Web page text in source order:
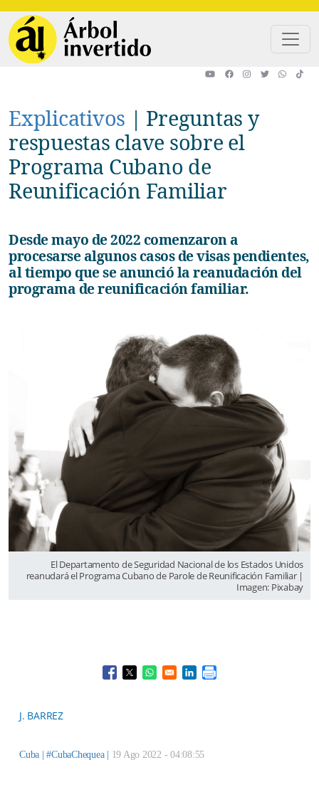
Explicativos | Preguntas y
respuestas clave sobre el
Programa Cubano de
Reunificación Familiar
Desde mayo de 2022 comenzaron a
procesarse algunos casos de visas pendientes,
al tiempo que se anunció la reanudación del
programa de reunificación familiar.
El Departamento de Seguridad Nacional de los Estados Unidos
reanudará el Programa Cubano de Parole de Reunificación Familiar |
Imagen: Pixabay
Opens in a new window
Opens in a new window
Opens in a new window
Opens in a new window
J. BARREZ
Cuba |#CubaChequea 19 Ago 2022 - 04:08:55